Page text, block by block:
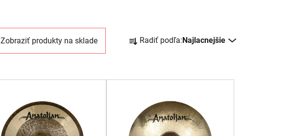
Zobraziť produkty na sklade
a
n
p
Radiť podľa:Najlacnejšie